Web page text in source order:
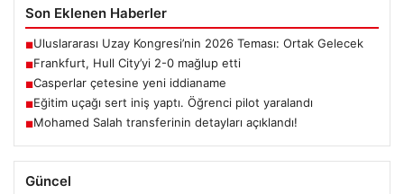
Son Eklenen Haberler
■Uluslararası Uzay Kongresi’nin 2026 Teması: Ortak Gelecek
■Frankfurt, Hull City’yi 2-0 mağlup etti
■Casperlar çetesine yeni iddianame
■Eğitim uçağı sert iniş yaptı. Öğrenci pilot yaralandı
■Mohamed Salah transferinin detayları açıklandı!
Güncel